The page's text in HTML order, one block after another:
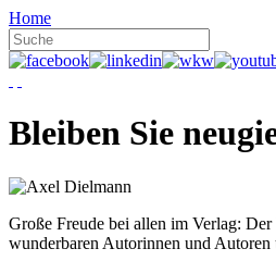
Home
Bleiben Sie
Große Freude bei allen im Verlag:
wunderbaren Autorinnen und